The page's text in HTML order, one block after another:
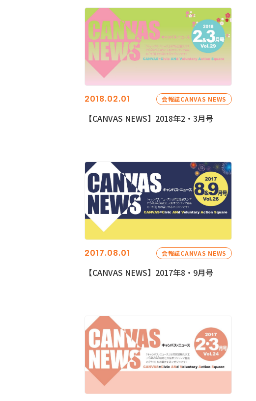
2018.02.01 会報誌CANVAS NEWS
【CANVAS NEWS】2018年2・3月号
2017.08.01 会報誌CANVAS NEWS
【CANVAS NEWS】2017年8・9月号